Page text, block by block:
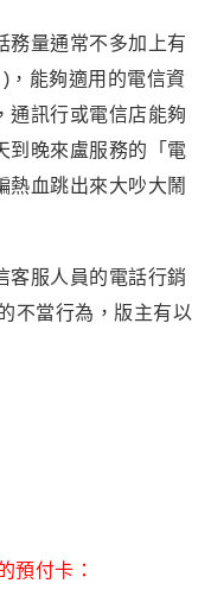
務量通常不多加上有
能夠適用的電信資
通訊行或電信店能夠
到晚來盧服務的「電
熱血跳出來大吵大鬧
客服人員的電話行銷
不當行為 ， 版主有以
預付卡：